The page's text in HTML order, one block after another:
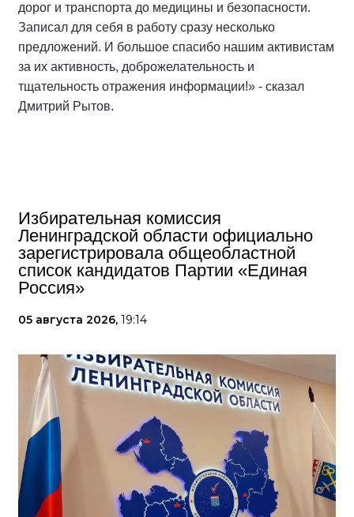
дорог и транспорта до медицины и безопасности.
Записал для себя в работу сразу несколько
предложений. И большое спасибо нашим активистам
за их активность, доброжелательность и
тщательность отражения информации!» - сказал
Дмитрий Рытов.
Избирательная комиссия
Ленинградской области официально
зарегистрировала общеобластной
список кандидатов Партии «Единая
Россия»
05 августа 2026, 19:14